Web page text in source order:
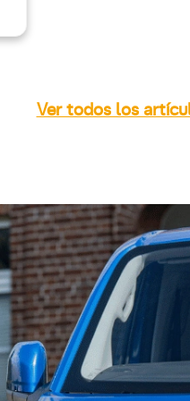
Ver todos los